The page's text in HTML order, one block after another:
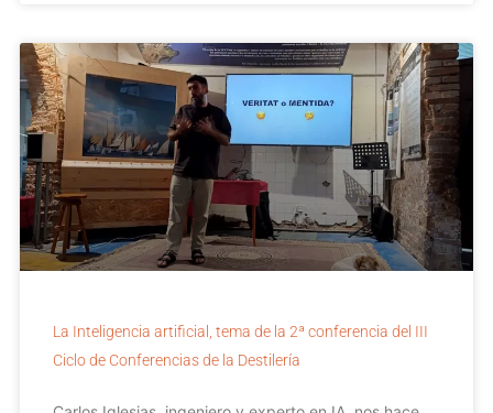
La Inteligencia artificial, tema de la 2ª conferencia del III
Ciclo de Conferencias de la Destilería